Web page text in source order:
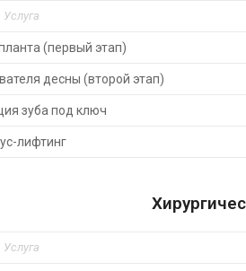
Услуга
(первый этап)
десны (второй этап)
зуба под ключ
лифтинг
Услуга